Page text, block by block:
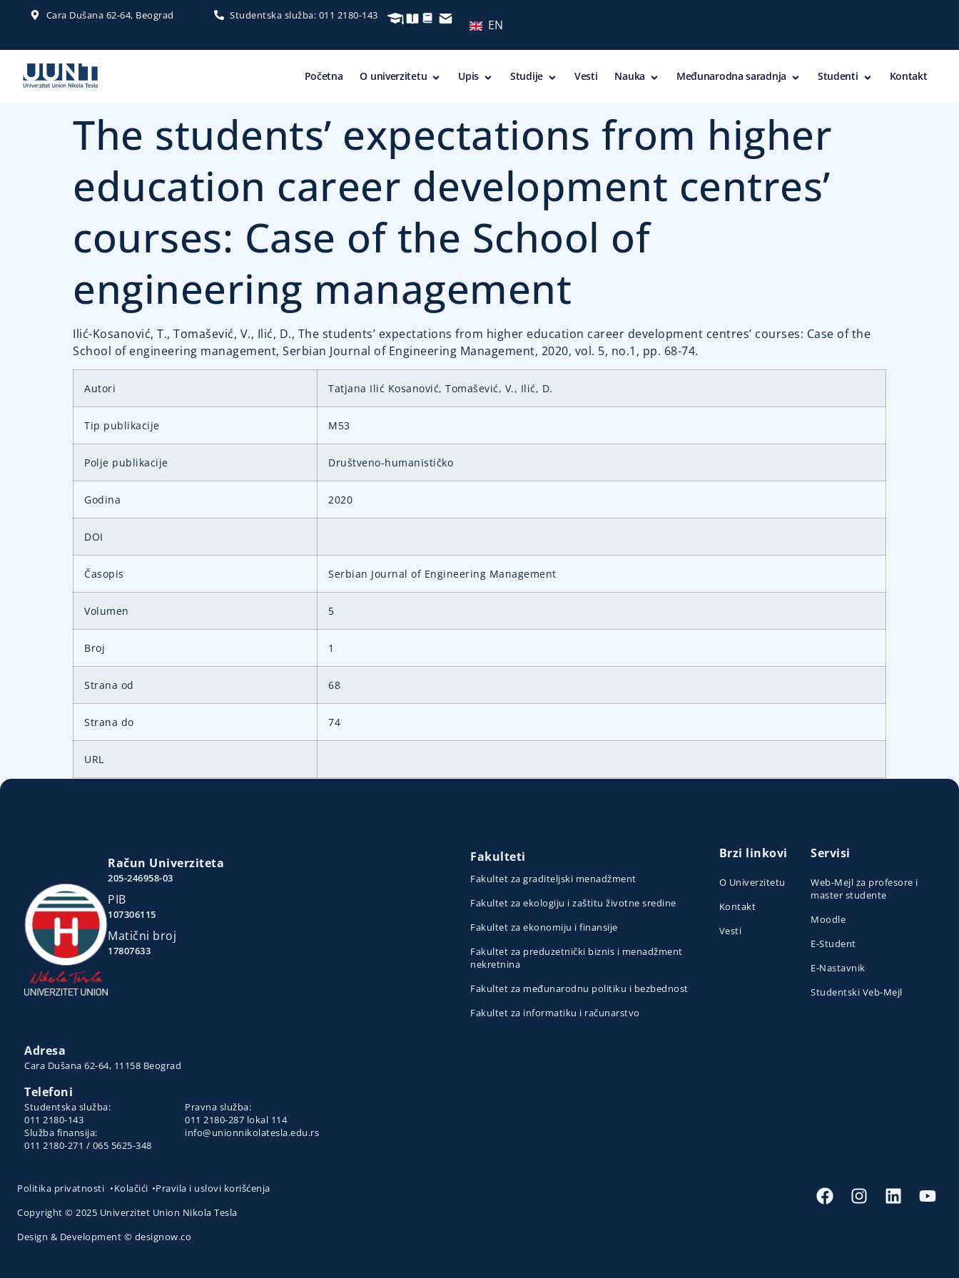
Cara Dušana 62-64, Beograd Studentska služba: 011 2180-143
EN
Početna O univerzitetu Upis Studije Vesti Nauka Međunarodna saradnja Studenti Kontakt
The students’ expectations from higher
education career development centres’
courses: Case of the School of
engineering management
Ilić-Kosanović, T., Tomašević, V., Ilić, D., The students’ expectations from higher education career development centres’ courses: Case of the
School of engineering management, Serbian Journal of Engineering Management, 2020, vol. 5, no.1, pp. 68-74.
Autori Tatjana Ilić Kosanović, Tomašević, V., Ilić, D.
Tip publikacije M53
Polje publikacije Društveno-humanističko
Godina 2020
DOI
Časopis Serbian Journal of Engineering Management
Volumen 5
Broj 1
Strana od 68
Strana do 74
URL
Račun Univerziteta
205-246958-03
PIB
107306115
Matični broj
17807633
Adresa
Cara Dušana 62-64, 11158 Beograd
Telefoni
Studentska služba:
011 2180-143
Pravna služba:
011 2180-287 lokal 114
Služba finansija:
011 2180-271 / 065 5625-348
info@unionnikolatesla.edu.rs
Fakulteti
Fakultet za graditeljski menadžment
Fakultet za ekologiju i zaštitu životne sredine
Fakultet za ekonomiju i finansije
Fakultet za preduzetnički biznis i menadžment
nekretnina
Fakultet za međunarodnu politiku i bezbednost
Fakultet za informatiku i računarstvo
Brzi linkovi
O Univerzitetu
Kontakt
Vesti
Servisi
Web-Mejl za profesore i
master studente
Moodle
E-Student
E-Nastavnik
Studentski Veb-Mejl
Politika privatnosti •Kolačići •Pravila i uslovi korišćenja
Copyright © 2025 Univerzitet Union Nikola Tesla
Design & Development © designow.co